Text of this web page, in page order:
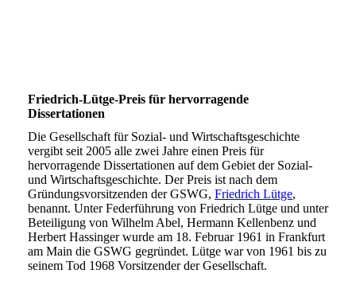
Friedrich-Lütge-Preis für hervorragende
Dissertationen
Die Gesellschaft für Sozial- und Wirtschaftsgeschichte
vergibt seit 2005 alle zwei Jahre einen Preis für
hervorragende Dissertationen auf dem Gebiet der Sozial-
und Wirtschaftsgeschichte. Der Preis ist nach dem
Gründungsvorsitzenden der GSWG, Friedrich Lütge,
benannt. Unter Federführung von Friedrich Lütge und unter
Beteiligung von Wilhelm Abel, Hermann Kellenbenz und
Herbert Hassinger wurde am 18. Februar 1961 in Frankfurt
am Main die GSWG gegründet. Lütge war von 1961 bis zu
seinem Tod 1968 Vorsitzender der Gesellschaft.